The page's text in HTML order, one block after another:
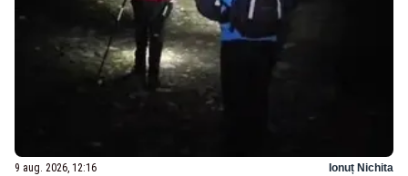
9 aug. 2026, 12:16 Ionuț Nichita